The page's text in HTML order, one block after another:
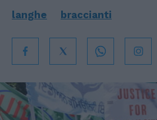
langhe braccianti